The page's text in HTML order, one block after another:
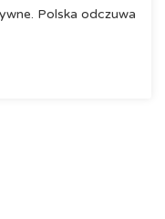
Polska odczuwa